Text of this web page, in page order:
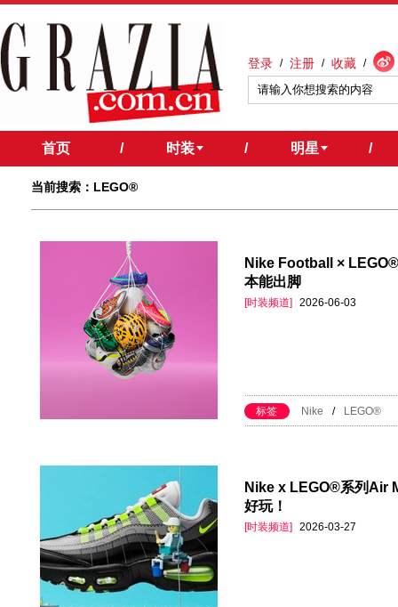
登录 / 注册 / 收藏 /
首页 / 时装 / 明星 /
当前搜索：LEGO®
Nike Football ×
本能出脚
[时装频道] 2026-06-03
标签 Nike / LEGO®
Nike x LEGO®系列Air
好玩！
[时装频道] 2026-03-27